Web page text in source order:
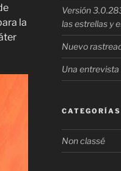
la
Versión
las estrellas y
Nuevo
Una
CATEGORÍAS
Non classé